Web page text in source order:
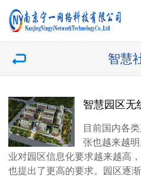
智慧
智慧园区无
目前国内各
张也越来越
业对园区信息化要求越来越高
也提出了更高的要求。园区逐